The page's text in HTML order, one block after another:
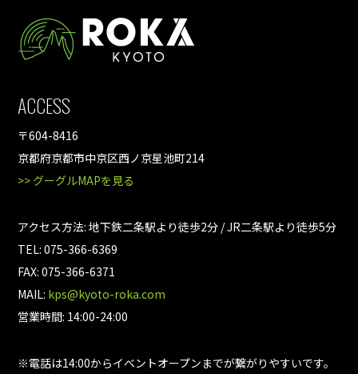
ACCESS
〒604-8416
京都府京都市中京区西ノ京星池町214
>> グーグルMAPを見る
アクセス方法: 地下鉄二条駅より徒歩2分 / JR二条駅より徒歩5分
TEL: 075-366-6369
FAX: 075-366-6371
MAIL: kps@kyoto-roka.com
営業時間: 14:00-24:00
※電話は14:00からイベントオープンまでが繋がりやすいです。